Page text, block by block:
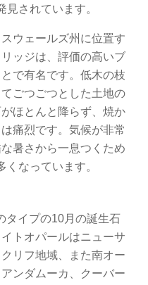
見されています。
ウェールズ州に位置す
ッジは、評価の高いブ
で有名です。低木の枝
ごつごつとした土地の
ほとんと降らず、焼か
痛烈です。気候が非常
暑さから一息つくため
くなっています。
タイプの10月の誕生石
トオパールはニューサ
リフ地域、また南オー
ンダムーカ、クーバー